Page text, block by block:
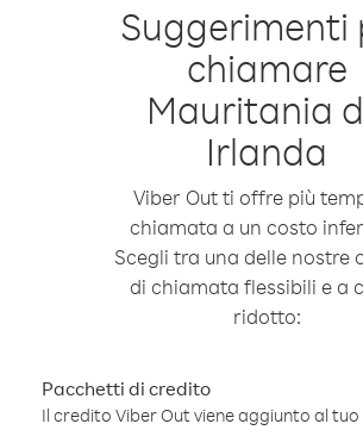
Suggerimenti
chiamare
Mauritania
Irlanda
Viber Out ti offre più
chiamata a un costo
Scegli tra una delle nostre
di chiamata flessibili e a
ridotto:
Pacchetti di credito
Il credito Viber Out viene aggiunto al